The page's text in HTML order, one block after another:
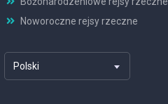
Noworoczne rejsy rzeczne
Polski